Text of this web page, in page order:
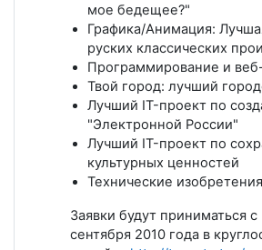
мое бедещее?"
Графика/Анимация:
руских классических
Программирование и
Твой город: лучший
Лучший IT-проект по
"Электронной России"
Лучший IT-проект по
культурных ценностей
Технические изобретения
Заявки будут приниматься
сентября 2010 года в